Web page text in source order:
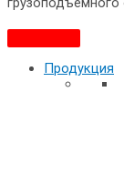
Продукция